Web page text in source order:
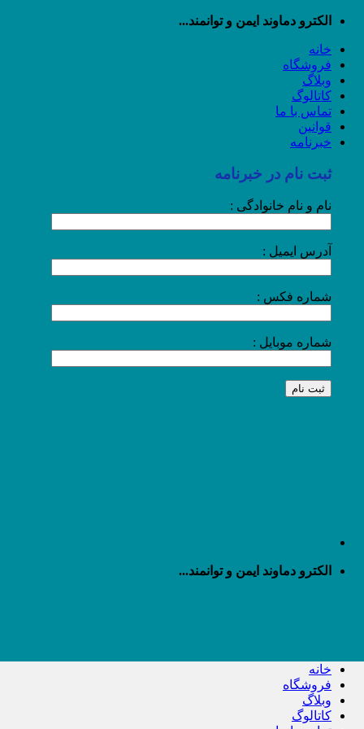
پرش
محتوا
الکترو دماوند ایمن و توانمند...
خانه
فروشگاه
وبلاگ
کاتالوگ
تماس با ما
قوانین
خبرنامه
ثبت نام در خبرنامه
نام و نام خانوادگی :
آدرس ایمیل :
شماره فکس :
شماره موبایل :
الکترو دماوند ایمن و توانمند...
خانه
فروشگاه
وبلاگ
کاتالوگ